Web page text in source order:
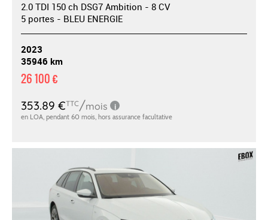
2.0 TDI 150 ch DSG7 Ambition - 8 CV
5 portes - BLEU ENERGIE
2023
35946 km
26 100 €